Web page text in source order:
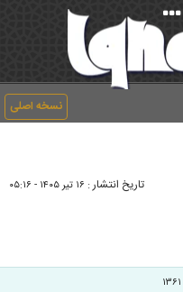
نسخه اصلی
تاریخ انتشار : ۱۶ تير ۱۴۰۵ - ۰۵:۱۶